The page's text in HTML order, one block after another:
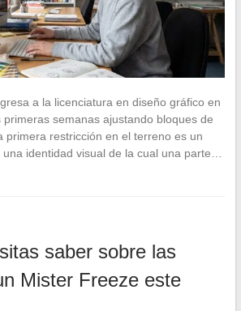
a la licenciatura en diseño gráfico en
semanas ajustando bloques de
primera restricción en el terreno es un
identidad visual de la cual una parte…
saber sobre las
Mister Freeze este